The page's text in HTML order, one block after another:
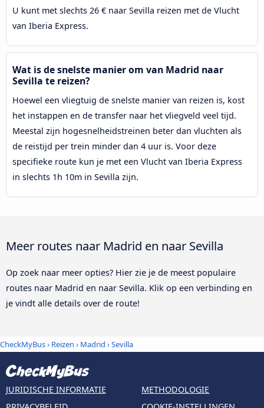
U kunt met slechts 26 € naar Sevilla reizen met de Vlucht
van Iberia Express.
Wat is de snelste manier om van Madrid naar
Sevilla te reizen?
Hoewel een vliegtuig de snelste manier van reizen is, kost
het instappen en de transfer naar het vliegveld veel tijd.
Meestal zijn hogesnelheidstreinen beter dan vluchten als
de reistijd per trein minder dan 4 uur is. Voor deze
specifieke route kun je met een Vlucht van Iberia Express
in slechts 1h 10m in Sevilla zijn.
Meer routes naar Madrid en naar Sevilla
Op zoek naar meer opties? Hier zie je de meest populaire
routes naar Madrid en naar Sevilla. Klik op een verbinding en
je vindt alle details over de route!
CheckMyBus› Reizen › Madrid ›Sevilla
JURIDISCHE INFORMATIE
METHODOLOGIE